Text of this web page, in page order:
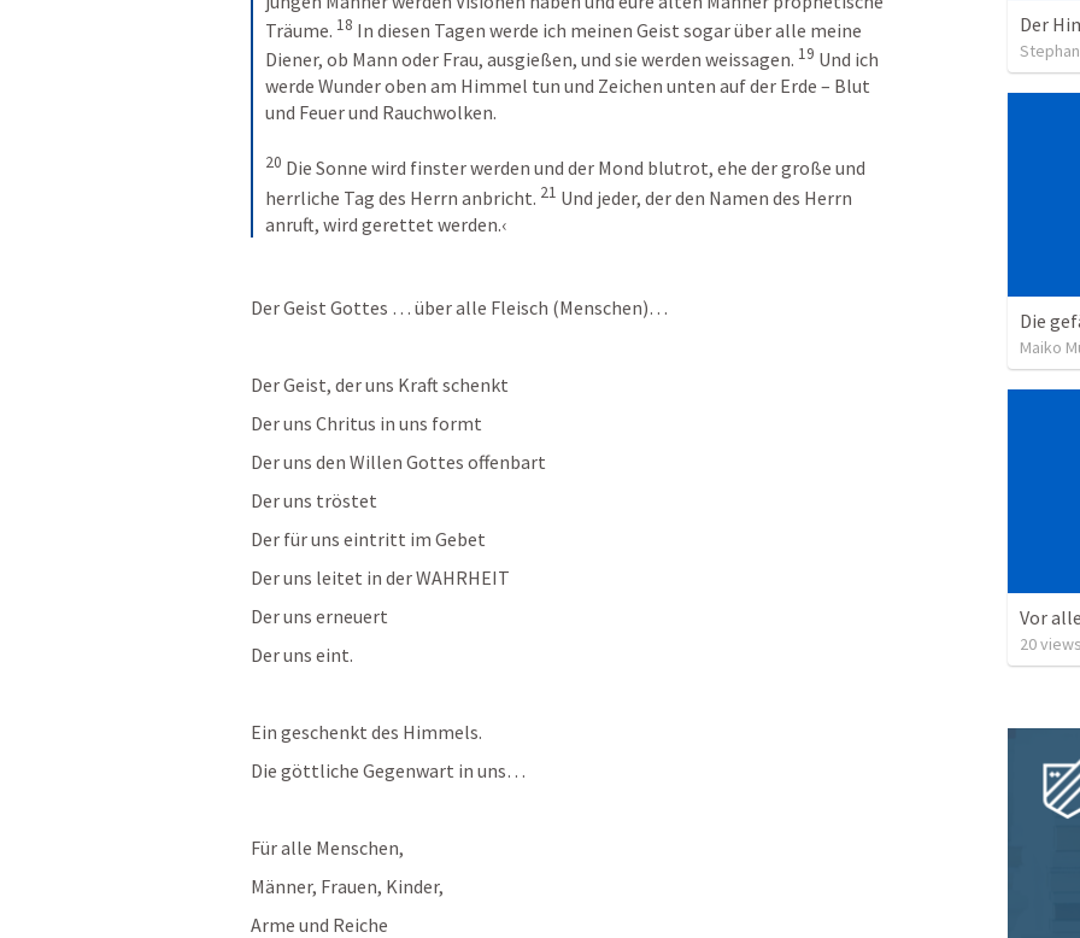
Träume. 18 In diesen Tagen werde ich meinen Geist sogar über alle meine
Diener, ob Mann oder Frau, ausgießen, und sie werden weissagen. 19 Und ich
werde Wunder oben am Himmel tun und Zeichen unten auf der Erde – Blut
und Feuer und Rauchwolken.
20 Die Sonne wird finster werden und der Mond blutrot, ehe der große und
herrliche Tag des Herrn anbricht. 21 Und jeder, der den Namen des Herrn
anruft, wird gerettet werden.‹
‌Der Geist Gottes … über alle Fleisch (Menschen)…
Der Geist, der uns Kraft schenkt
Der uns Chritus in uns formt
Der uns den Willen Gottes offenbart
Der uns tröstet
Der für uns eintritt im Gebet
Der uns leitet in der WAHRHEIT
Der uns erneuert
Der uns eint.
Ein geschenkt des Himmels.
Die göttliche Gegenwart in uns…
Für alle Menschen,
Männer, Frauen, Kinder,
Arme und Reiche
Der
Die
Maiko
20